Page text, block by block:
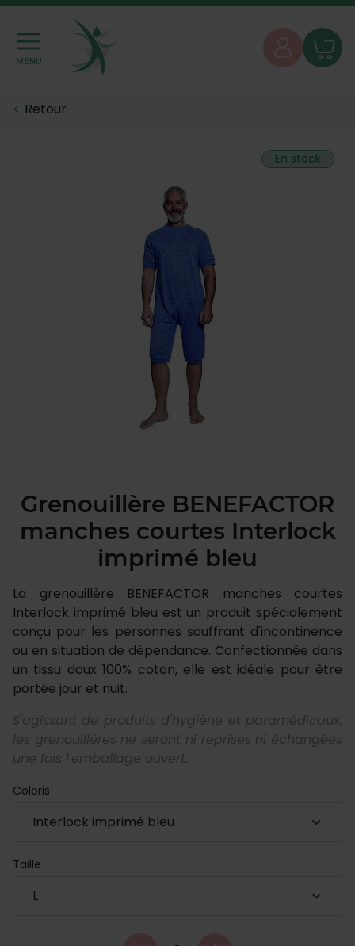
MENU
Retour
En stock
Grenouillère BENEFACTOR
manches courtes Interlock
imprimé bleu
La grenouillère BENEFACTOR manches courtes
Interlock imprimé bleu est un produit spécialement
conçu pour les personnes souffrant d'incontinence
ou en situation de dépendance. Confectionnée dans
un tissu doux 100% coton, elle est idéale pour être
portée jour et nuit.
S'agissant de produits d'hygiène et paramédicaux,
les grenouillères ne seront ni reprises ni échangées
une fois l'emballage ouvert.
Coloris
Taille